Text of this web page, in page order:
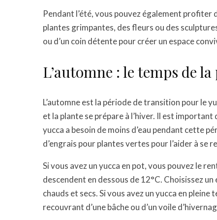
Pendant l’été, vous pouvez également profiter
plantes grimpantes, des fleurs ou des
ou d’un coin détente pour créer un espace
L’automne : le temps de
L’automne est la période de transition pour le
et la plante se prépare à l’hiver. Il est
yucca a besoin de moins d’eau pendant cette
d’engrais pour plantes vertes pour l’aider à se
Si vous avez un yucca en pot, vous pouvez le
descendent en dessous de 12°C. Choisissez
chauds et secs. Si vous avez un yucca en
recouvrant d’une bâche ou d’un voile